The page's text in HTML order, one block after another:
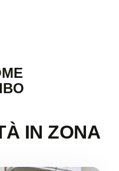
IN ZONA